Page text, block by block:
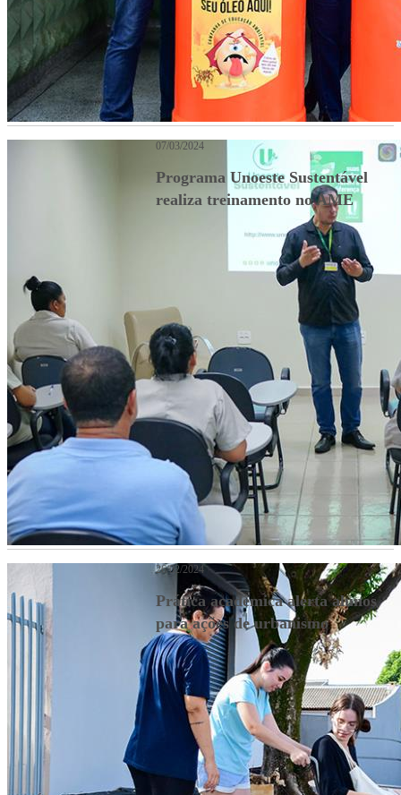
07/03/2024
Programa Unoeste Sustentável
realiza treinamento no AME
26/02/2024
Prática acadêmica alerta alunos
para ações de urbanismo